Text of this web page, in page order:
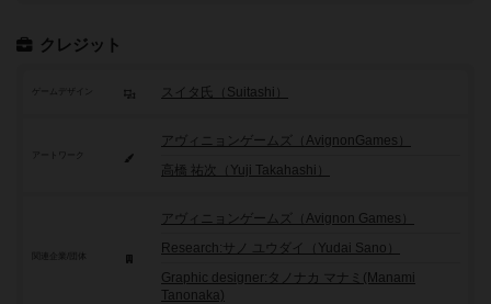
クレジット
ゲームデザイン スイタ氏（Suitashi）
アートワーク
アヴィニョンゲームズ（AvignonGames）
高橋 祐次（Yuji Takahashi）
アヴィニョンゲームズ（Avignon Games）
Research:サノ ユウダイ（Yudai Sano）
Graphic designer:タノナカ マナミ(Manami
Tanonaka)